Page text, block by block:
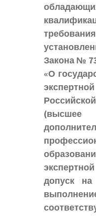
Закона №
«О
(высшее
допуск на